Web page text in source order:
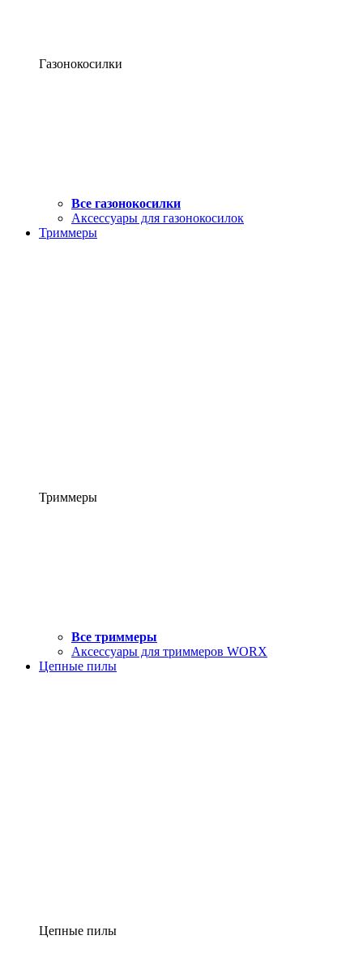
Газонокосилки
Все газонокосилки
Аксессуары для газонокосилок
Триммеры
Триммеры
Все триммеры
Аксессуары для триммеров WORX
Цепные пилы
Цепные пилы